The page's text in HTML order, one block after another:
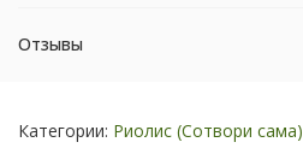
Отзывы
Категории: Риолис (Сотвори сама)